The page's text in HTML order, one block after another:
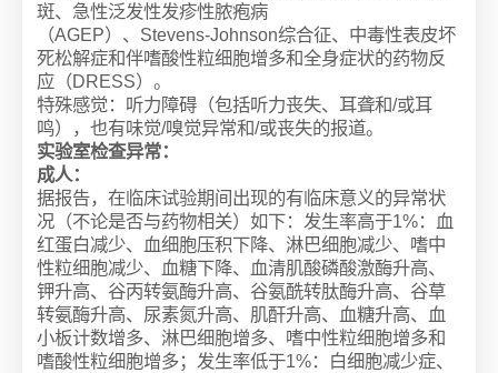
斑、急性泛发性发疹性脓疱病
（AGEP）、Stevens-Johnson综合征、中毒性表皮坏
死松解症和伴嗜酸性粒细胞增多和全身症状的药物反
应（DRESS）。
特殊感觉：听力障碍（包括听力丧失、耳聋和/或耳
鸣），也有味觉/嗅觉异常和/或丧失的报道。
实验室检查异常：
成人：
据报告，在临床试验期间出现的有临床意义的异常状
况（不论是否与药物相关）如下：发生率高于1%：血
红蛋白减少、血细胞压积下降、淋巴细胞减少、嗜中
性粒细胞减少、血糖下降、血清肌酸磷酸激酶升高、
钾升高、谷丙转氨酶升高、谷氨酰转肽酶升高、谷草
转氨酶升高、尿素氮升高、肌酐升高、血糖升高、血
小板计数增多、淋巴细胞增多、嗜中性粒细胞增多和
嗜酸性粒细胞增多；发生率低于1%：白细胞减少症、